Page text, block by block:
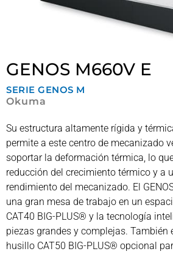
GENOS M660V E
SERIE GENOS M
Okuma
Su estructura altamente rígida y
permite a este centro de mecanizado
soportar la deformación térmica, lo
reducción del crecimiento térmico y a
rendimiento del mecanizado. El
una gran mesa de trabajo en un
CAT40 BIG-PLUS® y la tecnología
piezas grandes y complejas. También
husillo CAT50 BIG-PLUS® opcional